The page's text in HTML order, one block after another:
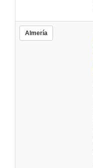
Almería